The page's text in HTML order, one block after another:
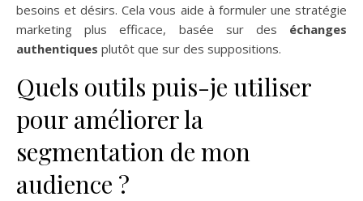
besoins et désirs. Cela vous aide à formuler une stratégie
marketing plus efficace, basée sur des échanges
authentiques plutôt que sur des suppositions.
Quels outils puis-je utiliser
pour améliorer la
segmentation de mon
audience ?